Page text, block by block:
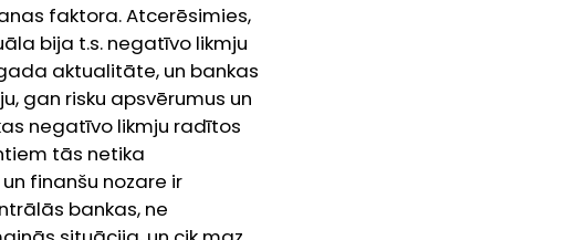
faktora. Atcerēsimies,
bija t.s. negatīvo likmju
aktualitāte, un bankas
gan risku apsvērumus un
negatīvo likmju radītos
tās netika
finanšu nozare ir
bankas, ne